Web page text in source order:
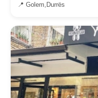
📍 Golem,Durrës